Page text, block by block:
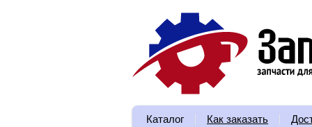
Каталог Как заказать